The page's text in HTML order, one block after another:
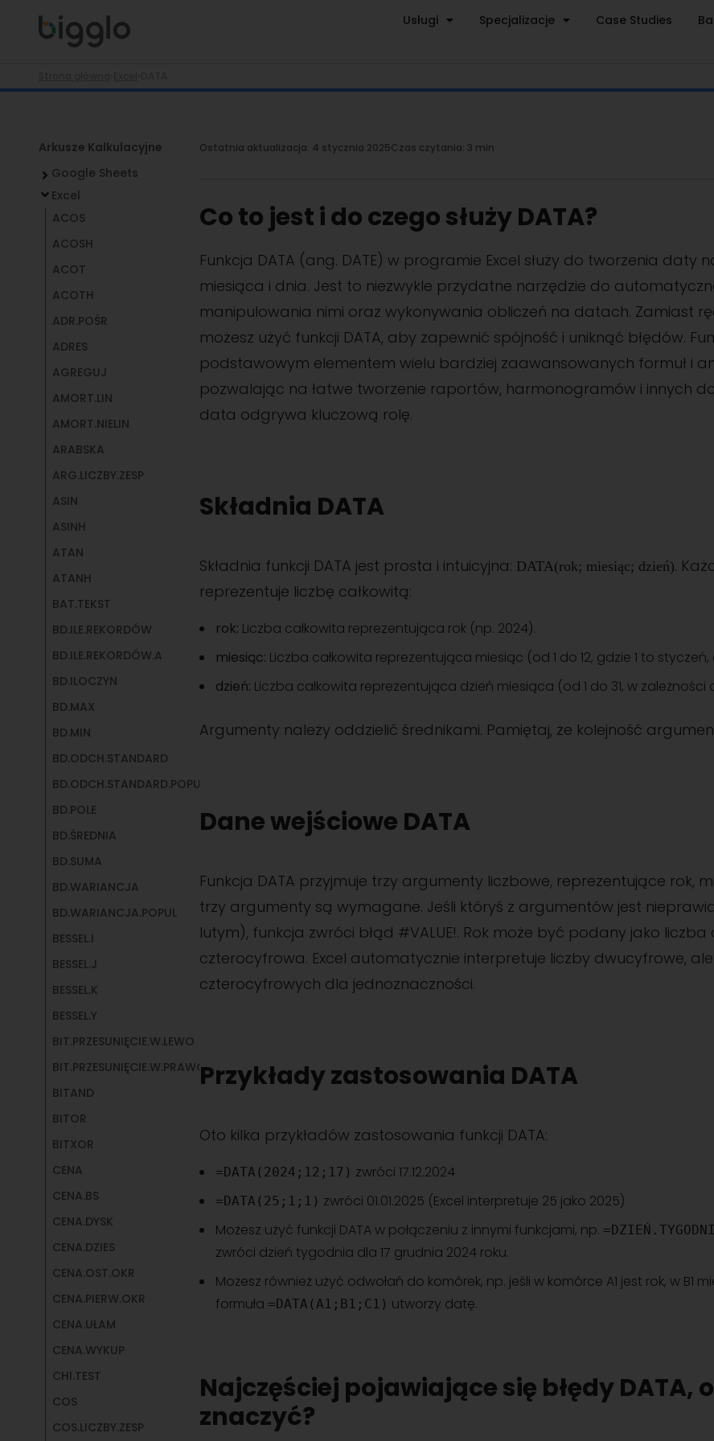
Usługi Specjalizacje Case Studies
Ostatnia aktualizacja: 4 stycznia 2025Czas czytania: 3 min
Co to jest i do czego służy DATA?
Funkcja DATA (ang. DATE) w programie Excel służy do tworzenia daty
miesiąca i dnia. Jest to niezwykle przydatne narzędzie do
manipulowania nimi oraz wykonywania obliczeń na datach. Zamiast
możesz użyć funkcji DATA, aby zapewnić spójność i uniknąć błędów.
podstawowym elementem wielu bardziej zaawansowanych formuł i
pozwalając na łatwe tworzenie raportów, harmonogramów i innych
data odgrywa kluczową rolę.
Składnia DATA
Składnia funkcji DATA jest prosta i intuicyjna: DATA(rok; miesiąc; dzień).
reprezentuje liczbę całkowitą:
rok: Liczba całkowita reprezentująca rok (np. 2024).
miesiąc: Liczba całkowita reprezentująca miesiąc (od 1 do 12, gdzie 1 to styczeń,
dzień: Liczba całkowita reprezentująca dzień miesiąca (od 1 do 31, w zależności
Argumenty należy oddzielić średnikami. Pamiętaj, że kolejność
Dane wejściowe DATA
Funkcja DATA przyjmuje trzy argumenty liczbowe, reprezentujące rok,
trzy argumenty są wymagane. Jeśli któryś z argumentów jest
lutym), funkcja zwróci błąd #VALUE!. Rok może być podany jako
czterocyfrowa. Excel automatycznie interpretuje liczby dwucyfrowe,
czterocyfrowych dla jednoznaczności.
Przykłady zastosowania DATA
Oto kilka przykładów zastosowania funkcji DATA:
=DATA(2024;12;17) zwróci 17.12.2024
=DATA(25;1;1) zwróci 01.01.2025 (Excel interpretuje 25 jako 2025)
Możesz użyć funkcji DATA w połączeniu z innymi funkcjami, np.
zwróci dzień tygodnia dla 17 grudnia 2024 roku.
Możesz również użyć odwołań do komórek, np. jeśli w komórce A1 jest rok, w B1
formuła =DATA(A1;B1;C1) utworzy datę.
Najczęściej pojawiające się błędy DATA,
znaczyć?
Arkusze Kalkulacyjne
Google Sheets
Excel
ACOS
ACOSH
ACOT
ACOTH
ADR.POŚR
ADRES
AGREGUJ
AMORT.LIN
AMORT.NIELIN
ARABSKA
ARG.LICZBY.ZESP
ASIN
ASINH
ATAN
ATANH
BAT.TEKST
BD.ILE.REKORDÓW
BD.ILE.REKORDÓW.A
BD.ILOCZYN
BD.MAX
BD.MIN
BD.ODCH.STANDARD
BD.ODCH.STANDARD.POPUL
BD.POLE
BD.ŚREDNIA
BD.SUMA
BD.WARIANCJA
BD.WARIANCJA.POPUL
BESSEL.I
BESSEL.J
BESSEL.K
BESSEL.Y
BIT.PRZESUNIĘCIE.W.LEWO
BIT.PRZESUNIĘCIE.W.PRAWO
BITAND
BITOR
BITXOR
CENA
CENA.BS
CENA.DYSK
CENA.DZIES
CENA.OST.OKR
CENA.PIERW.OKR
CENA.UŁAM
CENA.WYKUP
CHI.TEST
COS
COS.LICZBY.ZESP